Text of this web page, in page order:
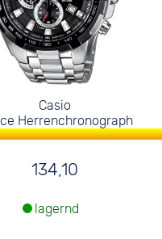
Casio
Herrenchronograph
134,10
lagernd